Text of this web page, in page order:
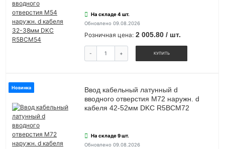
На складе 4 шт.
Обновлено 09.08.2026
Розничная цена: 2 005.80 / шт.
- + КУПИТЬ
Новинка
Ввод кабельный латунный d
вводного отверстия М72 наружн. d
кабеля 42-52мм DKC R5BCM72
На складе 9 шт.
Обновлено 09.08.2026